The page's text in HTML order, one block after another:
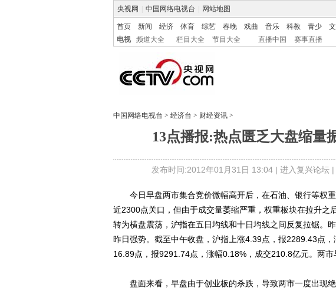
央视网 中国网络电视台 网站地图
首页 新闻 经济 体育 综艺 春晚 戏曲 音乐 科教 青少
电视
频道大全 栏目大全 节目大全 直播中国 赛事直播
中国网络电视台 > 经济台 > 财经资讯 >
13点播报:热点匮乏大盘缩量
发布时间:2012年01月31日 13:04 | 进入复兴论坛|
今日早盘两市集合竞价微幅高开后，在石油、银行等权
近2300点关口，但由于成交量萎缩严重，权重板块在拉升之
转为横盘震荡，沪指在五日均线和十日均线之间反复拉锯。
昨日强势。截至中午收盘，沪指上涨4.39点，报2289.43点
16.89点，报9291.74点，涨幅0.18%，成交210.8亿元。两市
盘面来看，早盘由于创业板的杀跌，导致两市一度出现